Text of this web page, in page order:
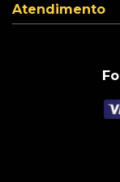
Atendimento